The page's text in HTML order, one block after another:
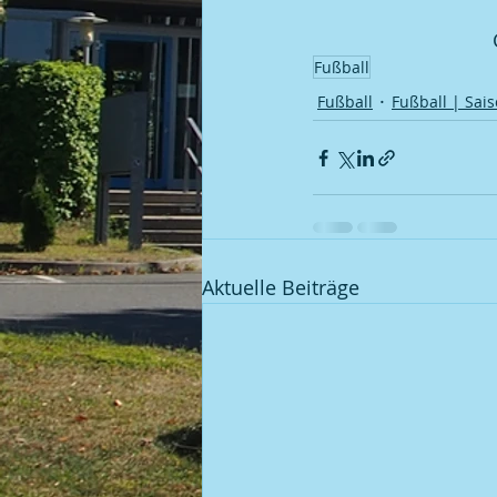
Kegel | 2008 BGM / DGM
Fußball
Fußball
Fußball |
Aktuelle Beiträge